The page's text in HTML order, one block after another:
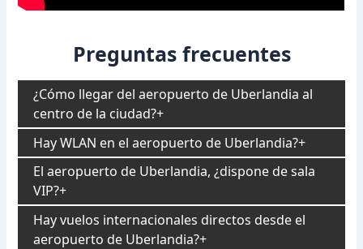
Preguntas frecuentes
¿Cómo llegar del aeropuerto de Uberlandia al
centro de la ciudad?
Hay WLAN en el aeropuerto de Uberlandia?
El aeropuerto de Uberlandia, ¿dispone de sala
VIP?
Hay vuelos internacionales directos desde el
aeropuerto de Uberlandia?